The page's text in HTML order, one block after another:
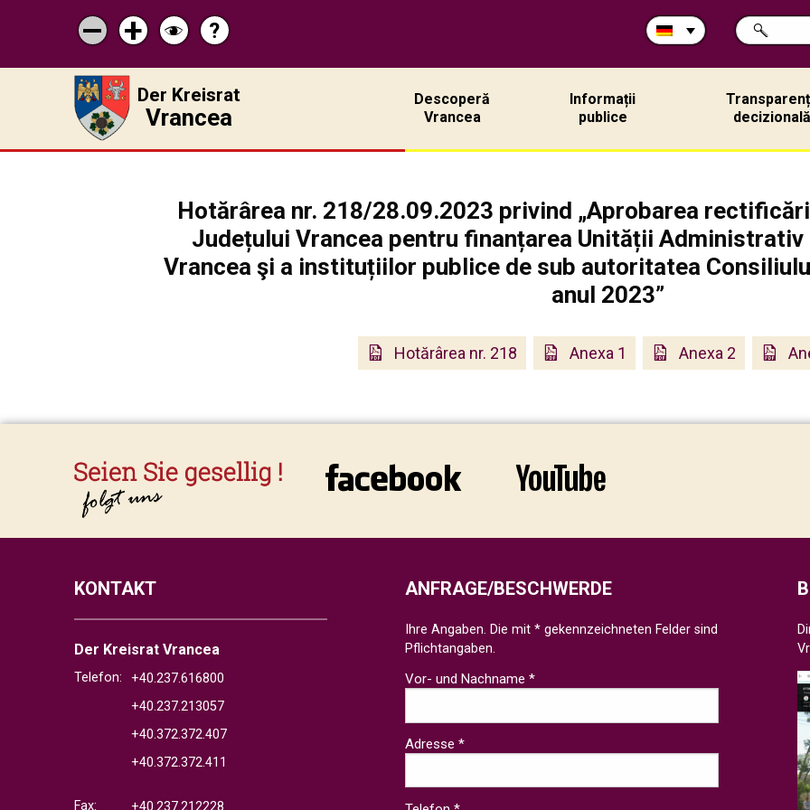
Micșorează
scrisul
Mărește
scrisul
Schimbă
contrastul
Pagina
de
ajutor
?
Sie
SUCHE
Der Kreisrat
Vrancea
Descoperă
Vrancea
Informații
publice
decizională
Hotărârea nr. 218/28.09.2023 privind „Aprobarea
Județului Vrancea pentru finanțarea Unității
Vrancea şi a instituțiilor publice de sub autoritatea
anul 2023”
Hotărârea nr. 218 Anexa 1 Anexa 2
KONTAKT
Der Kreisrat Vrancea
Telefon:
+40.237.616800
+40.237.213057
+40.372.372.407
+40.372.372.411
Fax:
ANFRAGE/BESCHWERDE
Ihre Angaben. Die mit * gekennzeichneten Felder sind
Pflichtangaben.
Vor- und Nachname *
Adresse *